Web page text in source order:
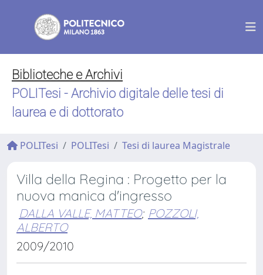
Biblioteche e Archivi
POLITesi - Archivio digitale delle tesi di
laurea e di dottorato
POLITesi POLITesi Tesi di laurea Magistrale
Villa della Regina : Progetto per la
nuova manica d'ingresso
DALLA VALLE, MATTEO; POZZOLI,
ALBERTO
2009/2010